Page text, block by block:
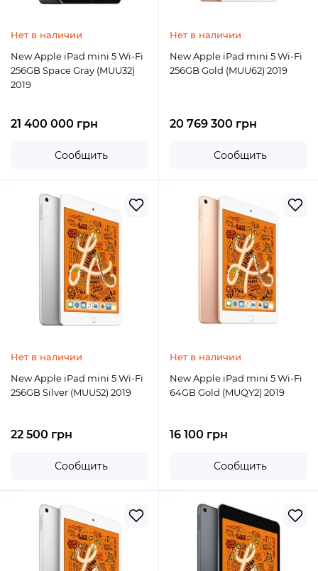
Нет в наличии
New Apple iPad mini 5 Wi-Fi
256GB Space Gray (MUU32)
2019
21 400 000 грн
Сообщить
Нет в наличии
New Apple iPad mini 5 Wi-Fi
256GB Gold (MUU62) 2019
20 769 300 грн
Сообщить
Нет в наличии
New Apple iPad mini 5 Wi-Fi
256GB Silver (MUU52) 2019
22 500 грн
Сообщить
Нет в наличии
New Apple iPad mini 5 Wi-Fi
64GB Gold (MUQY2) 2019
16 100 грн
Сообщить